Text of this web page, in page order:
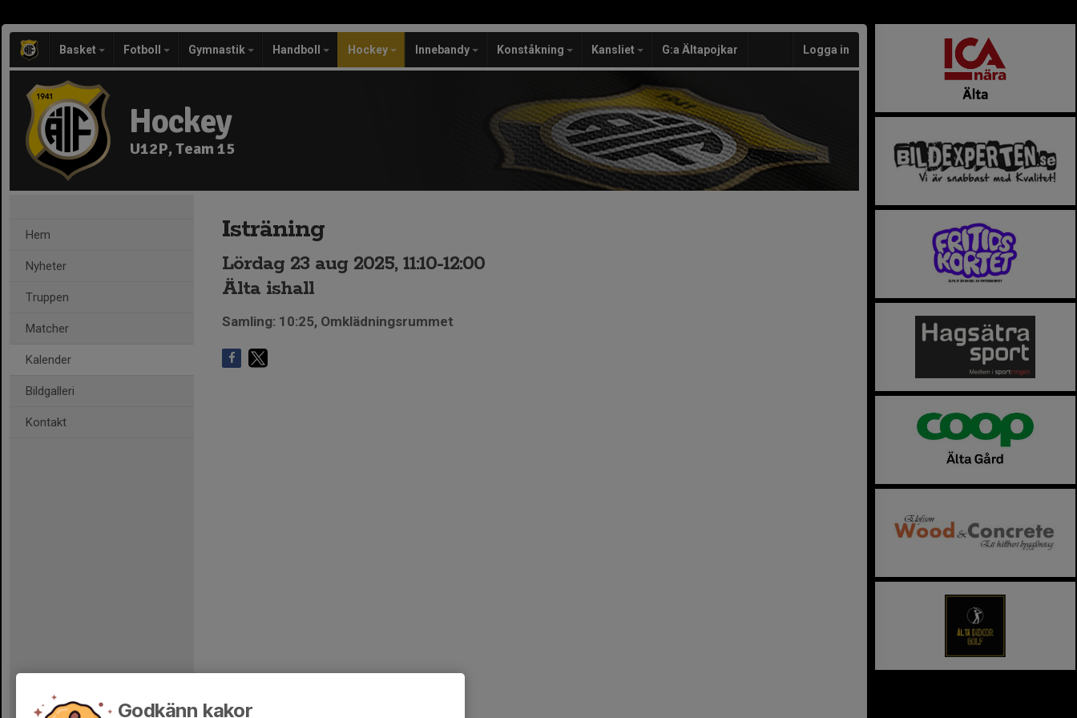
Basket Fotboll Gymnastik Handboll Hockey Innebandy Konståkning Kansliet G:a Ältapojkar Logga in
Hockey
U12P, Team 15
Hem
Nyheter
Truppen
Matcher
Kalender
Bildgalleri
Kontakt
Isträning
Lördag 23 aug 2025, 11:10-12:00
Älta ishall
Samling: 10:25, Omklädningsrummet
Godkänn kakor